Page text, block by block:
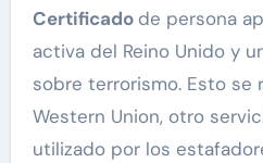
Certificado de persona
activa del Reino Unido y
sobre terrorismo. Esto se
Western Union, otro
utilizado por los